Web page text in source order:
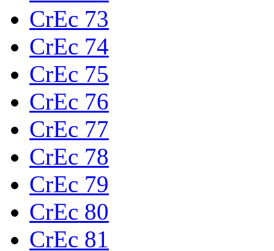
CrEc 73
CrEc 74
CrEc 75
CrEc 76
CrEc 77
CrEc 78
CrEc 79
CrEc 80
CrEc 81